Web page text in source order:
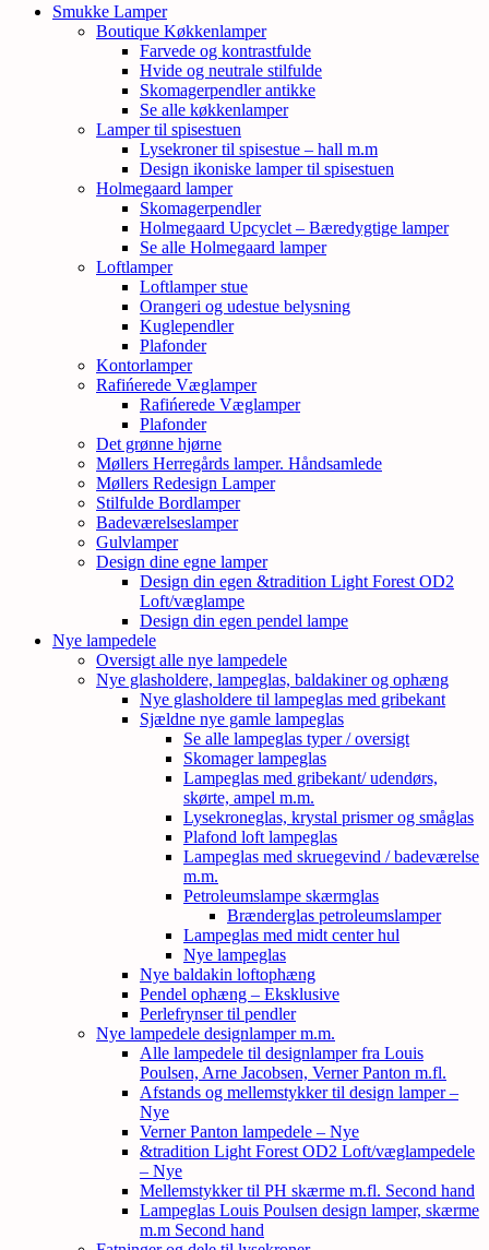
Smukke Lamper
Boutique Køkkenlamper
Farvede og kontrastfulde
Hvide og neutrale stilfulde
Skomagerpendler antikke
Se alle køkkenlamper
Lamper til spisestuen
Lysekroner til spisestue – hall m.m
Design ikoniske lamper til spisestuen
Holmegaard lamper
Skomagerpendler
Holmegaard Upcyclet – Bæredygtige lamper
Se alle Holmegaard lamper
Loftlamper
Loftlamper stue
Orangeri og udestue belysning
Kuglependler
Plafonder
Kontorlamper
Rafińerede Væglamper
Rafińerede Væglamper
Plafonder
Det grønne hjørne
Møllers Herregårds lamper. Håndsamlede
Møllers Redesign Lamper
Stilfulde Bordlamper
Badeværelseslamper
Gulvlamper
Design dine egne lamper
Design din egen &tradition Light Forest OD2
Loft/væglampe
Design din egen pendel lampe
Nye lampedele
Oversigt alle nye lampedele
Nye glasholdere, lampeglas, baldakiner og ophæng
Nye glasholdere til lampeglas med gribekant
Sjældne nye gamle lampeglas
Se alle lampeglas typer / oversigt
Skomager lampeglas
Lampeglas med gribekant/ udendørs,
skørte, ampel m.m.
Lysekroneglas, krystal prismer og småglas
Plafond loft lampeglas
Lampeglas med skruegevind / badeværelse
m.m.
Petroleumslampe skærmglas
Brænderglas petroleumslamper
Lampeglas med midt center hul
Nye lampeglas
Nye baldakin loftophæng
Pendel ophæng – Eksklusive
Perlefrynser til pendler
Nye lampedele designlamper m.m.
Alle lampedele til designlamper fra Louis
Poulsen, Arne Jacobsen, Verner Panton m.fl.
Afstands og mellemstykker til design lamper –
Nye
Verner Panton lampedele – Nye
&tradition Light Forest OD2 Loft/væglampedele
– Nye
Mellemstykker til PH skærme m.fl. Second hand
Lampeglas Louis Poulsen design lamper, skærme
m.m Second hand